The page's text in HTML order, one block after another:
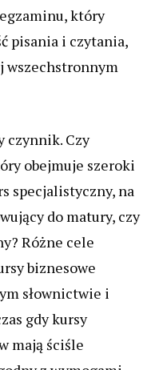
który
pisania i czytania,
wszechstronnym
czynnik. Czy
obejmuje szeroki
specjalistyczny, na
do matury, czy
Różne cele
biznesowe
słownictwie i
gdy kursy
mają ściśle